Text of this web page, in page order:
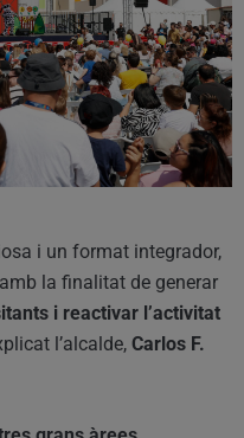
i un format integrador,
la finalitat de generar
i reactivar l’activitat
l’alcalde, Carlos F.